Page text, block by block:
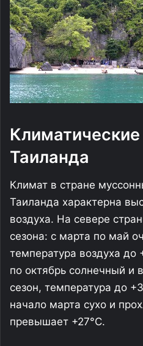
Климатические
Таиланда
Климат в стране
Таиланда характерна
воздуха. На севере
сезона: с марта по май
температура воздуха
по октябрь солнечный
сезон, температура до
начало марта сухо и
превышает +27°C.